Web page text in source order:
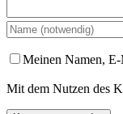
Meinen Namen,
Mit dem Nutzen des